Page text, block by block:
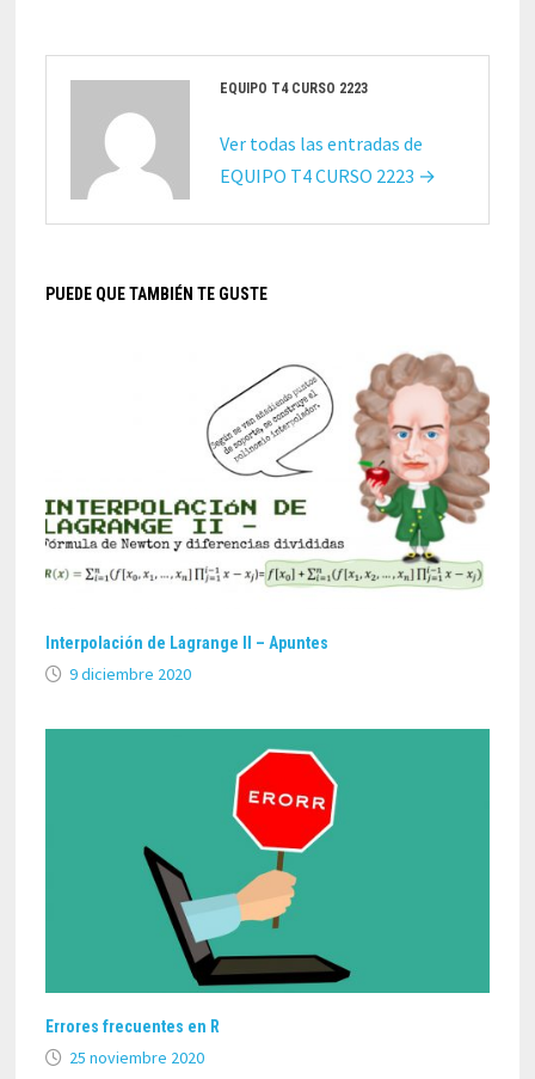
EQUIPO T4 CURSO 2223
Ver todas las entradas de
EQUIPO T4 CURSO 2223 →
PUEDE QUE TAMBIÉN TE GUSTE
Interpolación de Lagrange II – Apuntes
9 diciembre 2020
Errores frecuentes en R
25 noviembre 2020